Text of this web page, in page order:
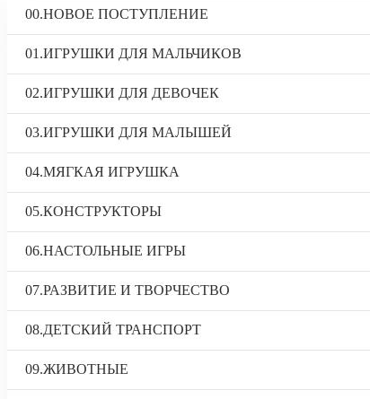
00.НОВОЕ ПОСТУПЛЕНИЕ
01.ИГРУШКИ ДЛЯ МАЛЬЧИКОВ
02.ИГРУШКИ ДЛЯ ДЕВОЧЕК
03.ИГРУШКИ ДЛЯ МАЛЫШЕЙ
04.МЯГКАЯ ИГРУШКА
05.КОНСТРУКТОРЫ
06.НАСТОЛЬНЫЕ ИГРЫ
07.РАЗВИТИЕ И ТВОРЧЕСТВО
08.ДЕТСКИЙ ТРАНСПОРТ
09.ЖИВОТНЫЕ